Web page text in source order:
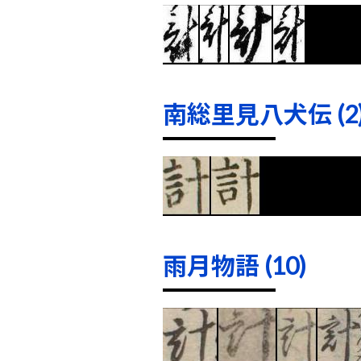
南総里見八犬伝
雨月物語 (10)